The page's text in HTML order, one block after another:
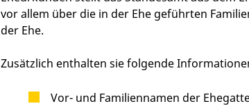
vor allem über die in der Ehe geführten
der Ehe.
Zusätzlich enthalten sie folgende
Vor- und Familiennamen der